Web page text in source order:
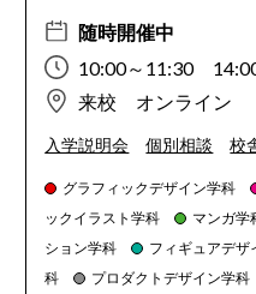
随時開催中
10:00～11:30
来校 オンライン
入学説明会 個別相談 校
グラフィックデザイン学科
ックイラスト学科
マンガ学
ション学科
フィギュアデザ
科
プロダクトデザイン学科